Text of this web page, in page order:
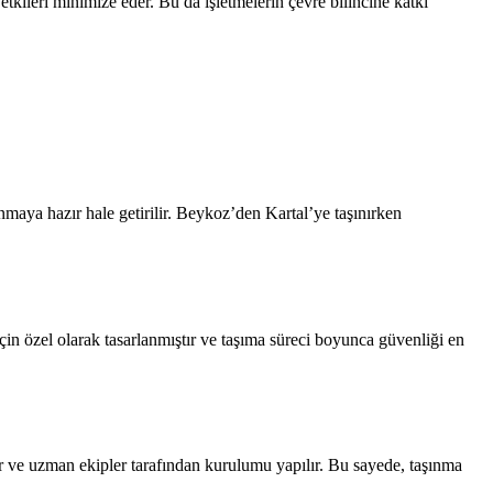
hazır hale getirilir. Beykoz’den Kartal’ye taşınırken
özel olarak tasarlanmıştır ve taşıma süreci boyunca güvenliği en
uzman ekipler tarafından kurulumu yapılır. Bu sayede, taşınma